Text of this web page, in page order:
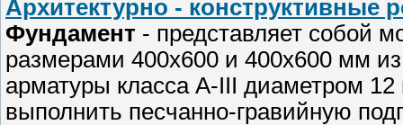
Архитектурно - конструктивные
Фундамент - представляет собой
размерами 400х600 и 400х600 мм
арматуры класса A-III диаметром
выполнить песчанно-гравийную